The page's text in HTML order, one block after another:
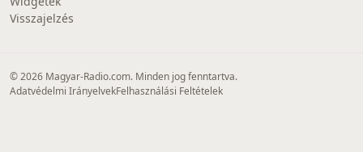
Visszajelzés
© 2026 Magyar-Radio.com. Minden jog fenntartva.
Adatvédelmi IrányelvekFelhasználási Feltételek